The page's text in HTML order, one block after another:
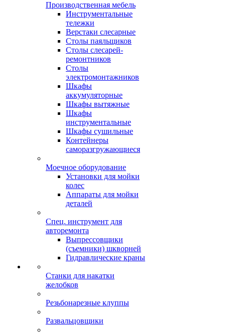
Производственная мебель
Инструментальные
тележки
Верстаки слесарные
Столы паяльщиков
Столы слесарей-
ремонтников
Столы
электромонтажников
Шкафы
аккумуляторные
Шкафы вытяжные
Шкафы
инструментальные
Шкафы сушильные
Контейнеры
саморазгружающиеся
Моечное оборудование
Установки для мойки
колес
Аппараты для мойки
деталей
Спец. инструмент для
авторемонта
Выпрессовщики
(съемники) шкворней
Гидравлические краны
Станки для накатки
желобков
Резьбонарезные клуппы
Развальцовщики